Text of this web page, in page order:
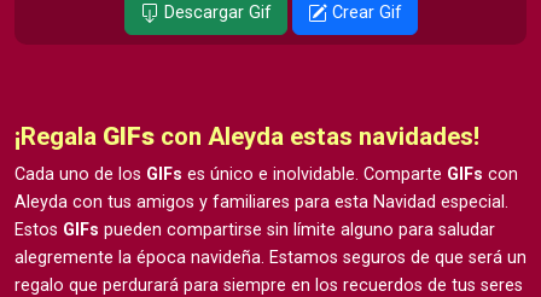
Descargar Gif Crear Gif
¡Regala GIFs con Aleyda estas navidades!
Cada uno de los GIFs es único e inolvidable. Comparte GIFs con
Aleyda con tus amigos y familiares para esta Navidad especial.
Estos GIFs pueden compartirse sin límite alguno para saludar
alegremente la época navideña. Estamos seguros de que será un
regalo que perdurará para siempre en los recuerdos de tus seres